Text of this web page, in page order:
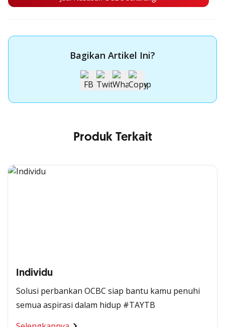
Bagikan Artikel Ini?
Produk Terkait
Individu
Solusi perbankan OCBC siap bantu kamu penuhi
semua aspirasi dalam hidup #TAYTB